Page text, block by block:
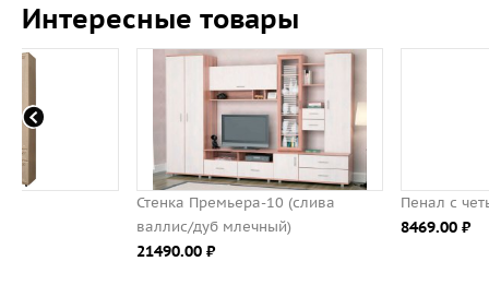
Интересные товары
Стенка Премьера-10 (слива
валлис/дуб млечный)
Пенал с четырьмя